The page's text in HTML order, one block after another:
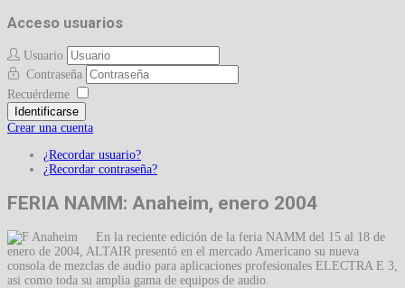
Acceso usuarios
Usuario
Contraseña
Recuérdeme
Identificarse
Crear una cuenta
¿Recordar usuario?
¿Recordar contraseña?
FERIA NAMM: Anaheim, enero 2004
En la reciente edición de la feria NAMM del 15 al 18 de
enero de 2004, ALTAIR presentó en el mercado Americano su nueva
consola de mezclas de audio para aplicaciones profesionales ELECTRA E 3,
asi como toda su amplia gama de equipos de audio.